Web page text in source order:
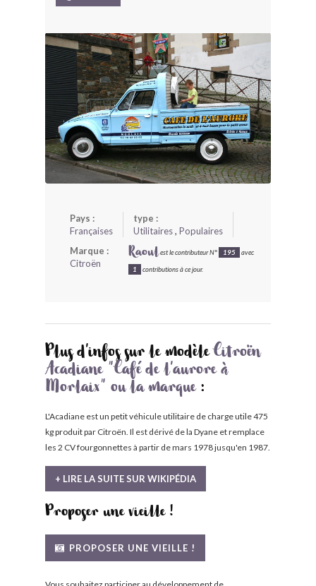
MODÈLES ET MARQUES
COMMENT FONCTIONNE BLV ?
Pays :
Françaises
type :
Utilitaires, Populaires
Marque :
Citroën
Raoulest le contributeur N° 195 avec
1 contributions à ce jour.
Plus d'infos sur le modèleCitroën
Acadiane "Café de l'aurore à
Morlaix" ou la marque:
L'Acadiane est un petit véhicule utilitaire de charge utile 475
kg produit par Citroën. Il est dérivé de la Dyane et remplace
les 2 CV fourgonnettes à partir de mars 1978 jusqu'en 1987.
+ LIRE LA SUITE SUR WIKIPÉDIA
Proposer une vieille !
PROPOSER UNE VIEILLE !